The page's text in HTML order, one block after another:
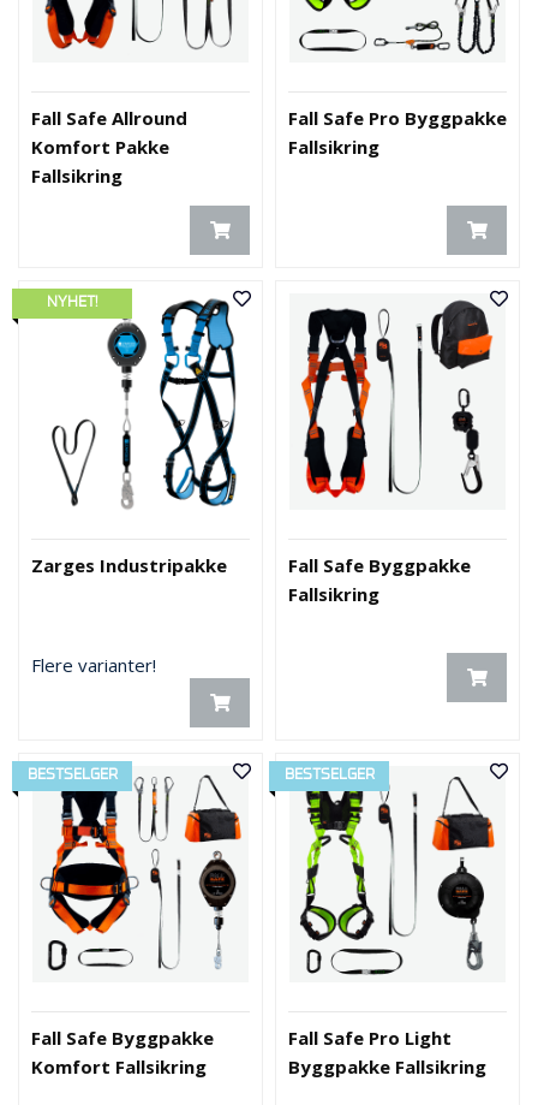
Fall Safe Allround
Komfort Pakke
Fallsikring
Fall Safe Pro Byggpakke
Fallsikring
NYHET!
Zarges Industripakke
Flere varianter!
Fall Safe Byggpakke
Fallsikring
BESTSELGER
Fall Safe Byggpakke
Komfort Fallsikring
BESTSELGER
Fall Safe Pro Light
Byggpakke Fallsikring